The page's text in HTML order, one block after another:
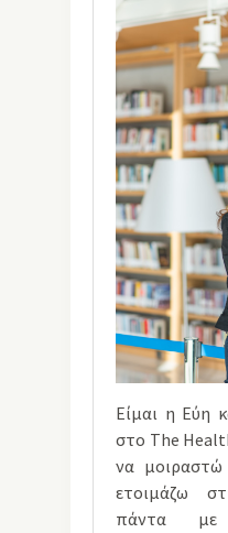
Είμαι η Εύη
στο The
να
ετοιμάζω
πάντα